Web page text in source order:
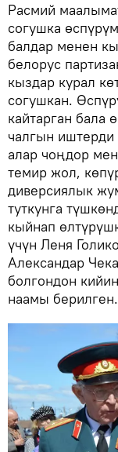
Расмий
согушка
балдар менен
белорус
кыздар курал
согушкан.
кайтарган
чалгын
алар чоңдор
темир жол,
диверсиялык
туткунга
кыйнап
үчүн Леня
Александар
болгондон
наамы берилген.